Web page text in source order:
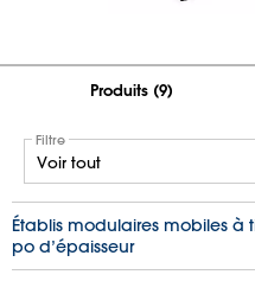
Produits (9)
Filtre
Établis modulaires mobiles à
po d’épaisseur